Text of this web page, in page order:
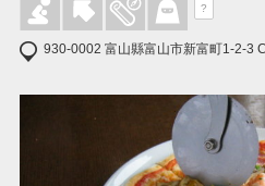
?
930-0002 富山縣富山市新富町1-2-3